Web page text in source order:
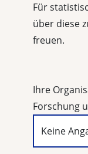
Für
über diese
freuen.
Ihre
Forschung